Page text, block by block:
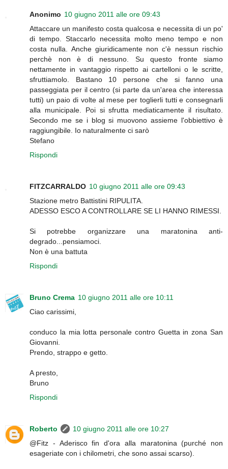
Anonimo 10 giugno 2011 alle ore 09:43
Attaccare un manifesto costa qualcosa e necessita di un po'
di tempo. Staccarlo necessita molto meno tempo e non
costa nulla. Anche giuridicamente non c'è nessun rischio
perchè non è di nessuno. Su questo fronte siamo
nettamente in vantaggio rispetto ai cartelloni o le scritte,
sfruttiamolo. Bastano 10 persone che si fanno una
passeggiata per il centro (si parte da un'area che interessa
tutti) un paio di volte al mese per toglierli tutti e consegnarli
alla municipale. Poi si sfrutta mediaticamente il risultato.
Secondo me se i blog si muovono assieme l'obbiettivo è
raggiungibile. Io naturalmente ci sarò
Stefano
Rispondi
FITZCARRALDO 10 giugno 2011 alle ore 09:43
Stazione metro Battistini RIPULITA.
ADESSO ESCO A CONTROLLARE SE LI HANNO RIMESSI.
Si potrebbe organizzare una maratonina anti-
degrado...pensiamoci.
Non è una battuta
Rispondi
Bruno Crema 10 giugno 2011 alle ore 10:11
Ciao carissimi,
conduco la mia lotta personale contro Guetta in zona San
Giovanni.
Prendo, strappo e getto.
A presto,
Bruno
Rispondi
Roberto
10 giugno 2011 alle ore 10:27
@Fitz - Aderisco fin d'ora alla maratonina (purché non
esageriate con i chilometri, che sono assai scarso).